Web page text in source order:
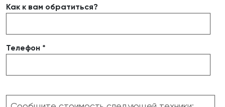
Как к вам обратиться?
Телефон *